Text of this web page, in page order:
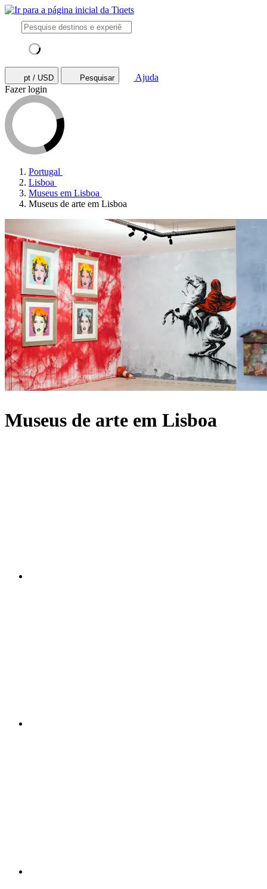
pt / USD Pesquisar
Ajuda
Fazer login
Portugal
Lisboa
Museus em Lisboa
Museus de arte em Lisboa
Museus de arte em Lisboa